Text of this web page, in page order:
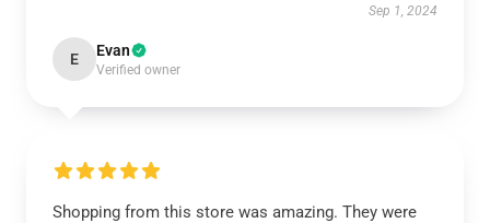
Sep 1, 2024
E Evan
Verified owner
Shopping from this store was amazing. They were